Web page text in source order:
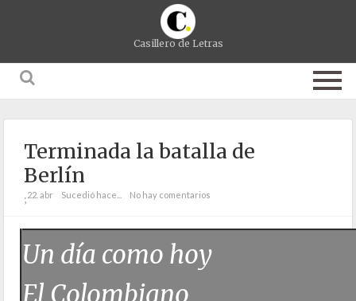
Casillero de Letras
Terminada la batalla de
Berlín
;22. abr Sucedió hace... No hay comentarios
Un día como hoy
El Colombiano